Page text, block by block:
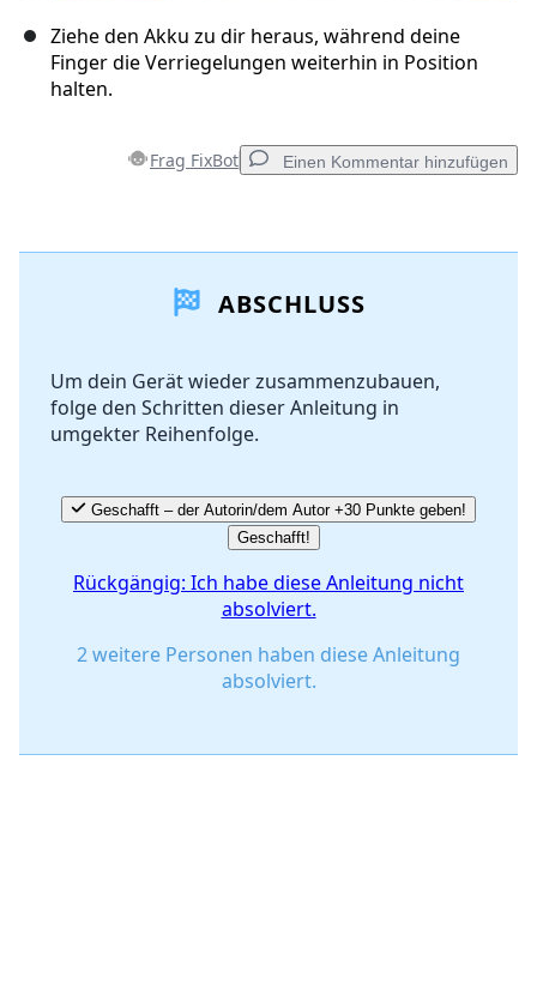
Ziehe den Akku zu dir heraus, während deine
Finger die Verriegelungen weiterhin in Position
halten.
Frag FixBot Einen Kommentar hinzufügen
Kommentar hinzufügen
Abbrechen Kommentieren
ABSCHLUSS
Um dein Gerät wieder zusammenzubauen,
folge den Schritten dieser Anleitung in
umgekter Reihenfolge.
Geschafft – der Autorin/dem Autor +30 Punkte geben!
Geschafft!
Rückgängig: Ich habe diese Anleitung nicht
absolviert.
2 weitere Personen haben diese Anleitung
absolviert.